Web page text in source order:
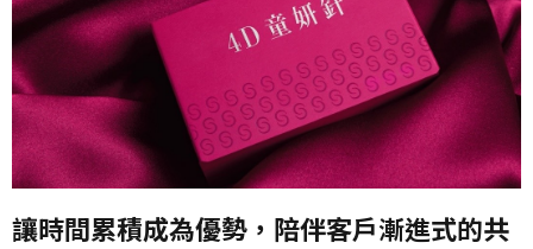
讓時間累積成為優勢，陪伴客戶漸進式的共